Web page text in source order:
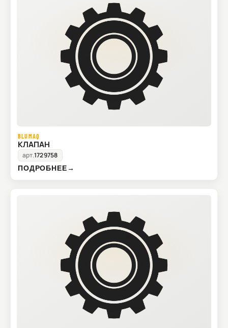
BLUMAQ
КЛАПАН
арт.1729758
ПОДРОБНЕЕ→